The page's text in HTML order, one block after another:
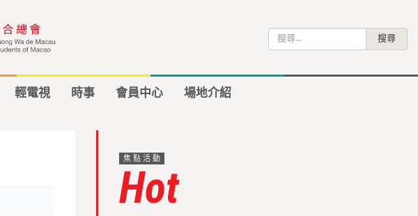
尋
輕電視 時事 會員中心 場地介紹
焦點活動
Hot